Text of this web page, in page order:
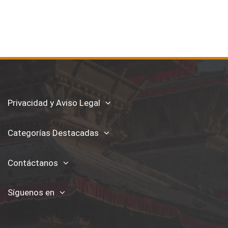
Privacidad y Aviso Legal
Categorías Destacadas
Contáctanos
Síguenos en